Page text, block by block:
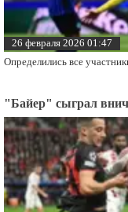
26 февраля 2026 01:47
Определились все
"Байер" сыграл